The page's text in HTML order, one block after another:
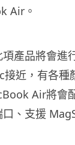
Air。
產品將會進
近，有各種
Air將會
、支援